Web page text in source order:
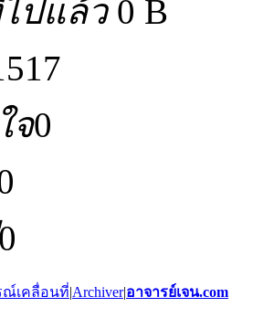
ปแล้ว0 B
จ0
ณ์เคลื่อนที่|Archiver|อาจารย์เจน.com